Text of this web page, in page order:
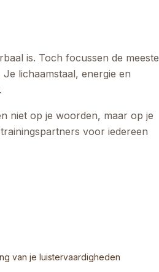
is. Toch focussen de meeste
lichaamstaal, energie en
niet op je woorden, maar op je
voor iedereen
van je luistervaardigheden